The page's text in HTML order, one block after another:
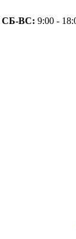
СБ-ВС: 9:00 -